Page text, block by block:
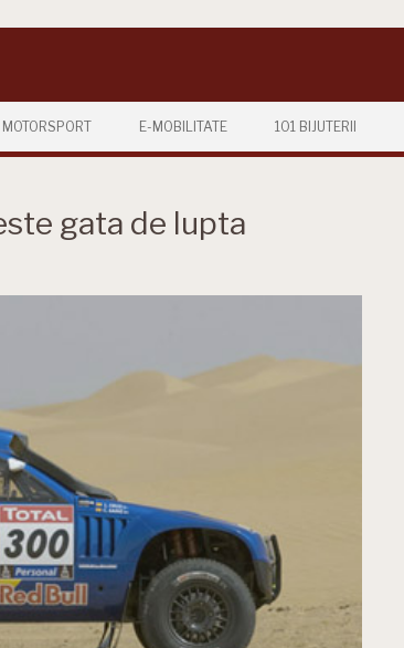
MOTORSPORT E-MOBILITATE 101 BIJUTERII
gata de lupta